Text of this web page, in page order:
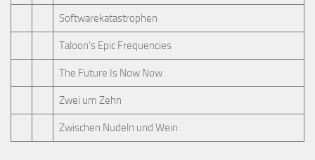
Softwarekatastrophen
Taloon’s Epic Frequencies
The Future Is Now Now
Zwei um Zehn
Zwischen Nudeln und Wein